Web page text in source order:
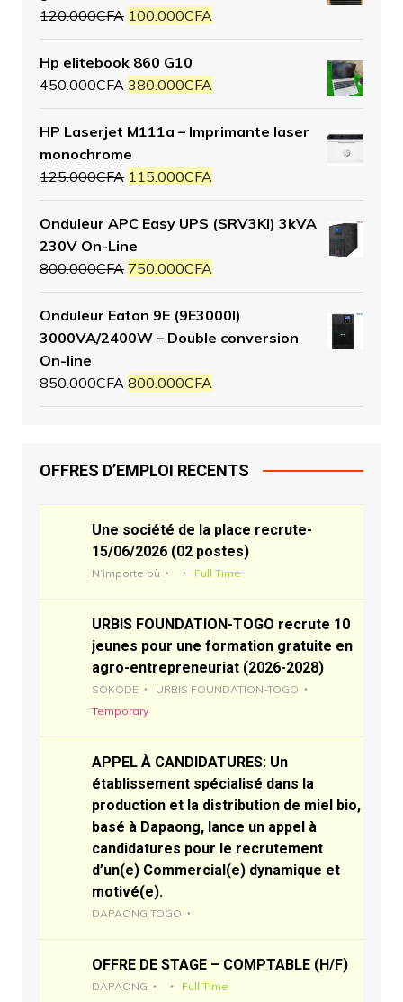
120.000CFA 100.000CFA
Hp elitebook 860 G10
450.000CFA 380.000CFA
HP Laserjet M111a – Imprimante laser
monochrome
125.000CFA 115.000CFA
Onduleur APC Easy UPS (SRV3KI) 3kVA
230V On-Line
800.000CFA 750.000CFA
Onduleur Eaton 9E (9E3000I)
3000VA/2400W – Double conversion
On-line
850.000CFA 800.000CFA
OFFRES D’EMPLOI RECENTS
Une société de la place recrute-
15/06/2026 (02 postes)
N’importe où Full Time
URBIS FOUNDATION-TOGO recrute 10
jeunes pour une formation gratuite en
agro-entrepreneuriat (2026-2028)
SOKODE
URBIS FOUNDATION-TOGO
Temporary
APPEL À CANDIDATURES: Un
établissement spécialisé dans la
production et la distribution de miel bio,
basé à Dapaong, lance un appel à
candidatures pour le recrutement
d’un(e) Commercial(e) dynamique et
motivé(e).
DAPAONG TOGO
OFFRE DE STAGE – COMPTABLE (H/F)
DAPAONG Full Time